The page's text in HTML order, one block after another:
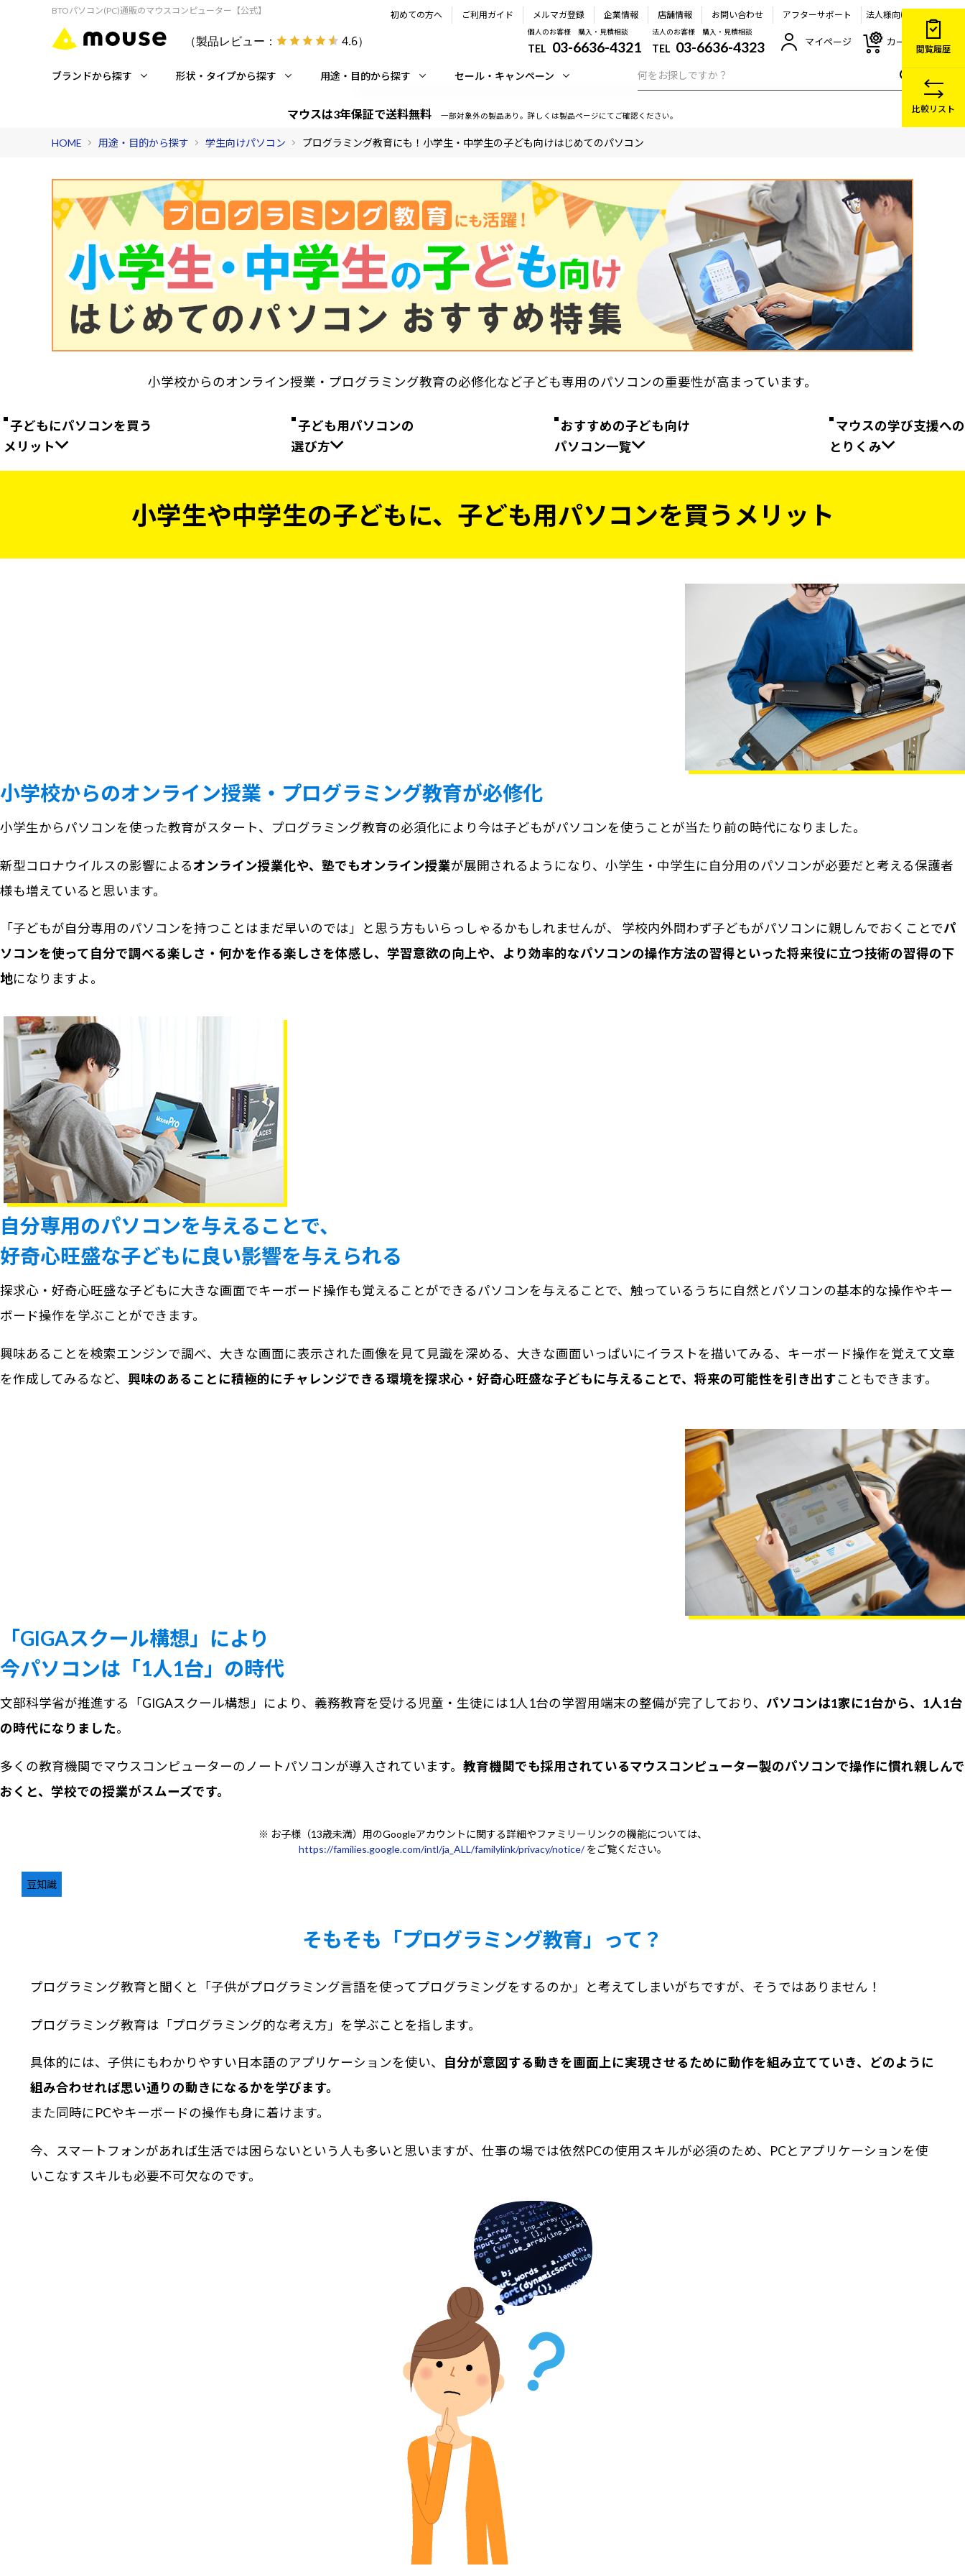
BTOパソコン(PC)通販のマウスコンピューター【公式】
（製品レビュー： 4.6）
初めての方へ ご利用ガイド メルマガ登録 企業情報 店舗情報 お問い合わせ アフターサポート 法人様向け
個人のお客様 購入・見積相談
TEL 03-6636-4321
法人のお客様 購入・見積相談
TEL 03-6636-4323 マイページ カート
ブランドから探す 形状・タイプから探す 用途・目的から探す セール・キャンペーン
マウスは3年保証で送料無料 一部対象外の製品あり。詳しくは製品ページにてご確認ください。
HOME 用途・目的から探す 学生向けパソコン プログラミング教育にも！小学生・中学生の子ども向けはじめてのパソコン
小学校からのオンライン授業・プログラミング教育の必修化など子ども専用のパソコンの重要性が高まっています。
子どもにパソコンを買う
メリット
子ども用パソコンの
選び方
おすすめの子ども向け
パソコン一覧
マウスの学び支援への
とりくみ
小学生や中学生の子どもに、子ども用パソコンを買うメリット
小学校からのオンライン授業・プログラミング教育が必修化
小学生からパソコンを使った教育がスタート、プログラミング教育の必須化により今は子どもがパソコンを使うことが当たり前の時代になりました。
新型コロナウイルスの影響によるオンライン授業化や、塾でもオンライン授業が展開されるようになり、小学生・中学生に自分用のパソコンが必要だと考える保護者
様も増えていると思います。
「子どもが自分専用のパソコンを持つことはまだ早いのでは」と思う方もいらっしゃるかもしれませんが、 学校内外問わず子どもがパソコンに親しんでおくことでパ
ソコンを使って自分で調べる楽しさ・何かを作る楽しさを体感し、学習意欲の向上や、より効率的なパソコンの操作方法の習得といった将来役に立つ技術の習得の下
地になりますよ。
自分専用のパソコンを与えることで、
好奇心旺盛な子どもに良い影響を与えられる
探求心・好奇心旺盛な子どもに大きな画面でキーボード操作も覚えることができるパソコンを与えることで、触っているうちに自然とパソコンの基本的な操作やキー
ボード操作を学ぶことができます。
興味あることを検索エンジンで調べ、大きな画面に表示された画像を見て見識を深める、大きな画面いっぱいにイラストを描いてみる、キーボード操作を覚えて文章
を作成してみるなど、 興味のあることに積極的にチャレンジできる環境を探求心・好奇心旺盛な子どもに与えることで、将来の可能性を引き出すこともできます。
「GIGAスクール構想」により
今パソコンは「1人1台」の時代
文部科学省が推進する「GIGAスクール構想」により、義務教育を受ける児童・生徒には1人1台の学習用端末の整備が完了しており、 パソコンは1家に1台から、1人1台
の時代になりました。
多くの教育機関でマウスコンピューターのノートパソコンが導入されています。 教育機関でも採用されているマウスコンピューター製のパソコンで操作に慣れ親しんで
おくと、学校での授業がスムーズです。
※ お子様（13歳未満）用のGoogleアカウントに関する詳細やファミリーリンクの機能については、
https://families.google.com/intl/ja_ALL/familylink/privacy/notice/をご覧ください。
豆知識
そもそも「プログラミング教育」って？
プログラミング教育と聞くと「子供がプログラミング言語を使ってプログラミングをするのか」と考えてしまいがちですが、そうではありません！
プログラミング教育は「プログラミング的な考え方」を学ぶことを指します。
具体的には、子供にもわかりやすい日本語のアプリケーションを使い、 自分が意図する動きを画面上に実現させるために動作を組み立てていき、どのように
組み合わせれば思い通りの動きになるかを学びます。
また同時にPCやキーボードの操作も身に着けます。
今、スマートフォンがあれば生活では困らないという人も多いと思いますが、仕事の場では依然PCの使用スキルが必須のため、PCとアプリケーションを使
いこなすスキルも必要不可欠なのです。
閲覧履歴
比較リスト